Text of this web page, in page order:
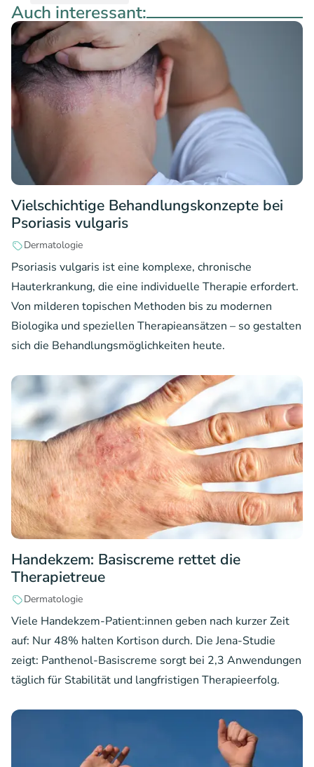
Auch interessant:
Vielschichtige Behandlungskonzepte bei
Psoriasis vulgaris
Dermatologie
Psoriasis vulgaris ist eine komplexe, chronische
Hauterkrankung, die eine individuelle Therapie erfordert.
Von milderen topischen Methoden bis zu modernen
Biologika und speziellen Therapieansätzen – so gestalten
sich die Behandlungsmöglichkeiten heute.
Handekzem: Basiscreme rettet die
Therapietreue
Dermatologie
Viele Handekzem-Patient:innen geben nach kurzer Zeit
auf: Nur 48% halten Kortison durch. Die Jena-Studie
zeigt: Panthenol-Basiscreme sorgt bei 2,3 Anwendungen
täglich für Stabilität und langfristigen Therapieerfolg.